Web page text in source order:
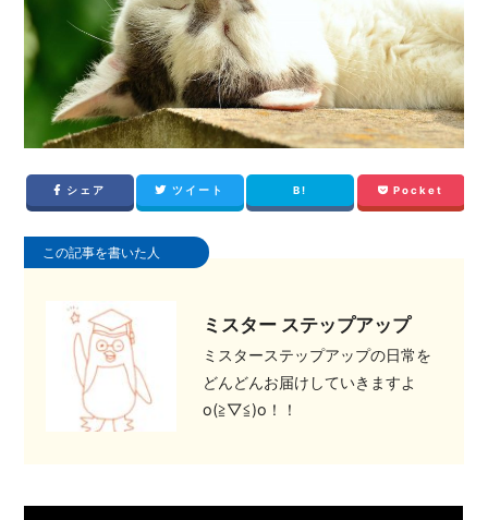
シェア ツイート B! Pocket
この記事を書いた人
ミスター ステップアップ
ミスターステップアップの日常を
どんどんお届けしていきますよ
o(≧▽≦)o！！